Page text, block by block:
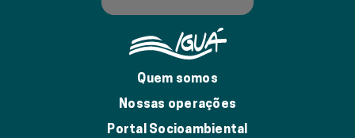
Quem somos
Nossas operações
Portal Socioambiental